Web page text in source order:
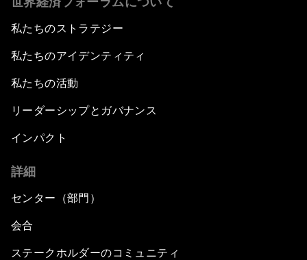
私たちのストラテジー
私たちのアイデンティティ
私たちの活動
リーダーシップとガバナンス
インパクト
詳細
センター（部門）
会合
ステークホルダーのコミュニティ